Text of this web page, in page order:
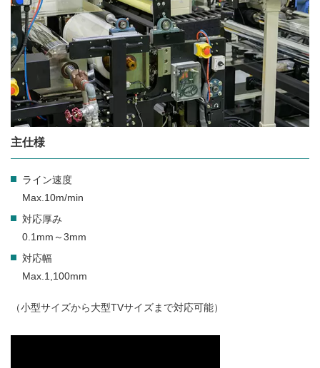
主仕様
ライン速度
Max.10m/min
対応厚み
0.1mm～3mm
対応幅
Max.1,100mm
（小型サイズから大型TVサイズまで対応可能）